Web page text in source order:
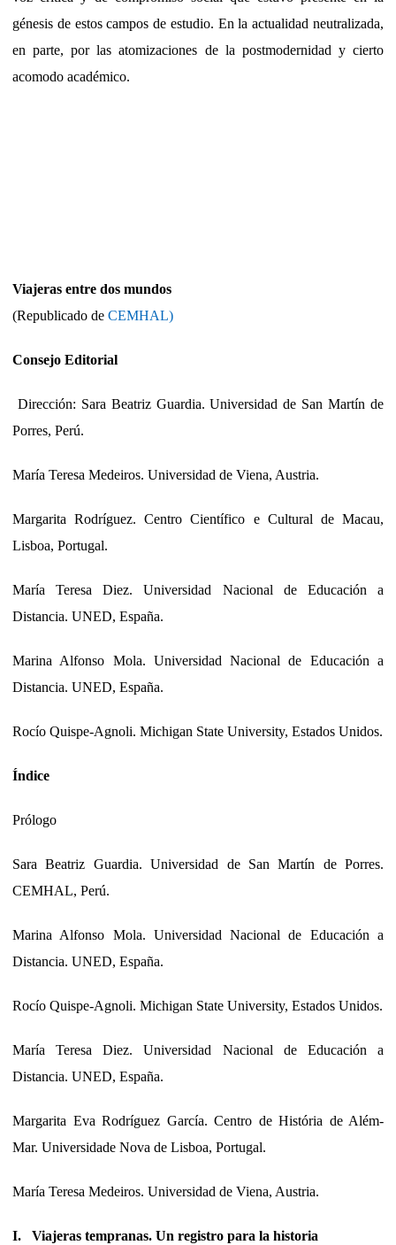
génesis de estos campos de estudio. En la actualidad neutralizada,
en parte, por las atomizaciones de la postmodernidad y cierto
acomodo académico.
Viajeras entre dos mundos
(Republicado de CEMHAL)
Consejo Editorial
Dirección: Sara Beatriz Guardia. Universidad de San Martín de
Porres, Perú.
María Teresa Medeiros. Universidad de Viena, Austria.
Margarita Rodríguez. Centro Científico e Cultural de Macau,
Lisboa, Portugal.
María Teresa Diez. Universidad Nacional de Educación a
Distancia. UNED, España.
Marina Alfonso Mola. Universidad Nacional de Educación a
Distancia. UNED, España.
Rocío Quispe-Agnoli. Michigan State University, Estados Unidos.
Índice
Prólogo
Sara Beatriz Guardia. Universidad de San Martín de Porres.
CEMHAL, Perú.
Marina Alfonso Mola. Universidad Nacional de Educación a
Distancia. UNED, España.
Rocío Quispe-Agnoli. Michigan State University, Estados Unidos.
María Teresa Diez. Universidad Nacional de Educación a
Distancia. UNED, España.
Margarita Eva Rodríguez García. Centro de História de Além-
Mar. Universidade Nova de Lisboa, Portugal.
María Teresa Medeiros. Universidad de Viena, Austria.
I. Viajeras tempranas. Un registro para la historia